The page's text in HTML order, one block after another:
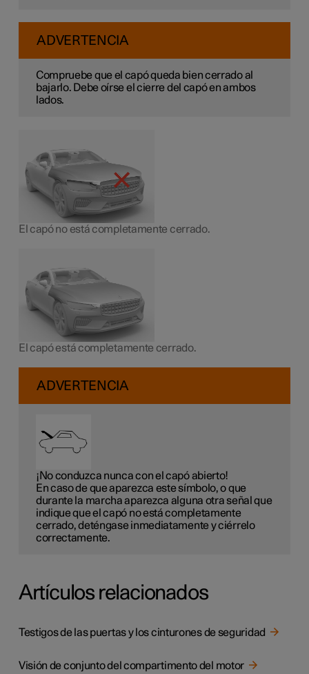
ADVERTENCIA
Compruebe que el capó queda bien cerrado al
bajarlo. Debe oírse el cierre del capó en ambos
lados.
El capó no está completamente cerrado.
El capó está completamente cerrado.
ADVERTENCIA
¡No conduzca nunca con el capó abierto!
En caso de que aparezca este símbolo, o que
durante la marcha aparezca alguna otra señal que
indique que el capó no está completamente
cerrado, deténgase inmediatamente y ciérrelo
correctamente.
Artículos relacionados
Testigos de las puertas y los cinturones de seguridad
Visión de conjunto del compartimento del motor